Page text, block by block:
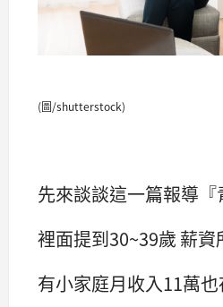
(圖/shutterstock)
先來談談這一篇報導『
裡面提到30~39歲 薪資
有小家庭月收入11萬也